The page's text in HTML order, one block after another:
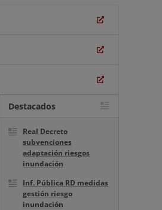
Destacados
Real Decreto
subvenciones
adaptación riesgos
inundación
Inf. Pública RD medidas
gestión riesgo
inundación